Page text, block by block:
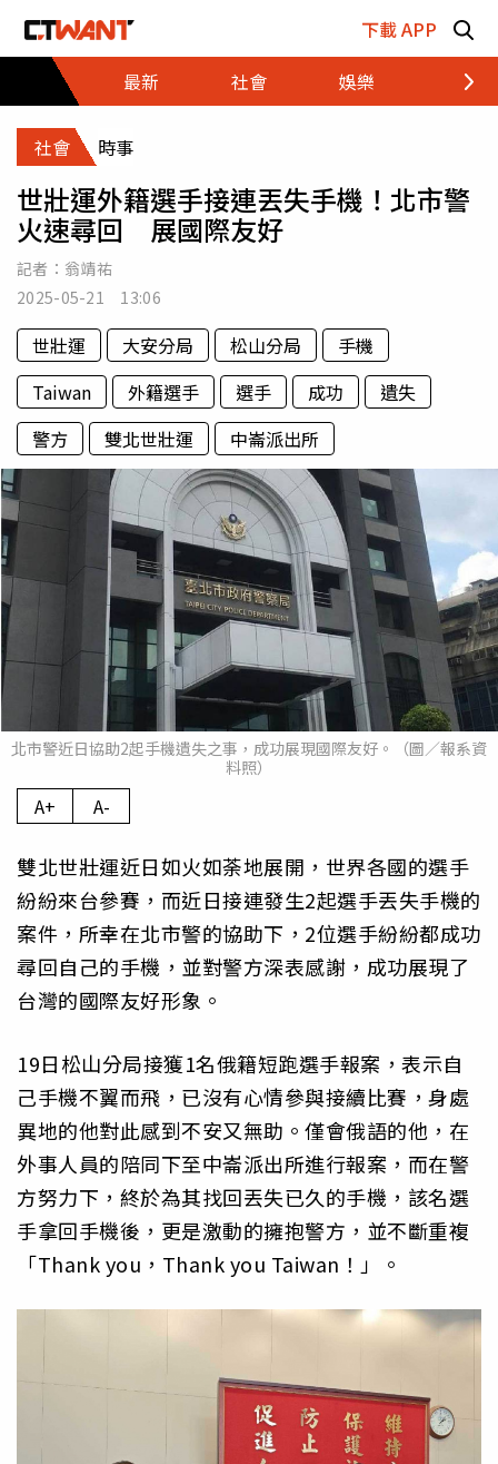
下載 APP
最新
社會 娛樂 財經
社會 時事
世壯運外籍選手接連丟失手機！北市警
火速尋回 展國際友好
記者： 翁靖祐
2025-05-21 13:06
世壯運 大安分局 松山分局
手機
Taiwan
外籍選手 選手 成功
遺失
警方
雙北世壯運 中崙派出所
北市警近日協助2起手機遺失之事，成功展現國際友好。（圖／報系資
料照）
A+ A-
雙北世壯運近日如火如荼地展開，世界各國的選手
紛紛來台參賽，而近日接連發生2起選手丟失手機的
案件，所幸在北市警的協助下，2位選手紛紛都成功
尋回自己的手機，並對警方深表感謝，成功展現了
台灣的國際友好形象。
19日松山分局接獲1名俄籍短跑選手報案，表示自
己手機不翼而飛，已沒有心情參與接續比賽，身處
異地的他對此感到不安又無助。僅會俄語的他，在
外事人員的陪同下至中崙派出所進行報案，而在警
方努力下，終於為其找回丟失已久的手機，該名選
手拿回手機後，更是激動的擁抱警方，並不斷重複
「Thank you，Thank you Taiwan！」。